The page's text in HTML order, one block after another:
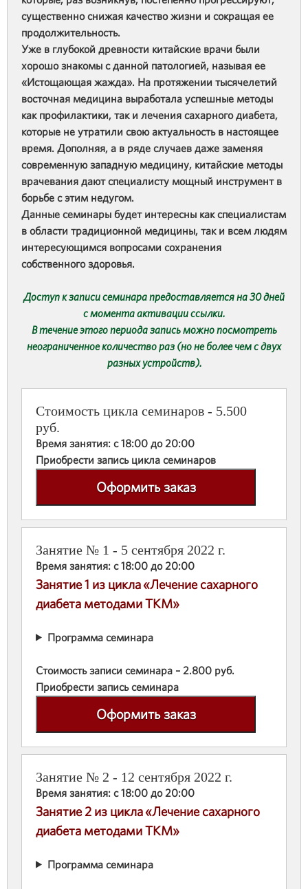
существенно снижая качество жизни и сокращая ее
продолжительность.
Уже в глубокой древности китайские врачи были
хорошо знакомы с данной патологией, называя ее
«Истощающая жажда». На протяжении тысячелетий
восточная медицина выработала успешные методы
как профилактики, так и лечения сахарного диабета,
которые не утратили свою актуальность в настоящее
время. Дополняя, а в ряде случаев даже заменяя
современную западную медицину, китайские методы
врачевания дают специалисту мощный инструмент в
борьбе с этим недугом.
Данные семинары будет интересны как специалистам
в области традиционной медицины, так и всем людям
интересующимся вопросами сохранения
собственного здоровья.
Доступ к записи семинара предоставляется на 30 дней
с момента активации ссылки.
В течение этого периода запись можно посмотреть
неограниченное количество раз (но не более чем с двух
разных устройств).
Стоимость цикла семинаров - 5.500
руб.
Время занятия: с 18:00 до 20:00
Приобрести запись цикла семинаров
Оформить заказ
Занятие № 1 - 5 сентября 2022 г.
Время занятия: с 18:00 до 20:00
Занятие 1 из цикла «Лечение сахарного
диабета методами ТКМ»
Программа семинара
Стоимость записи семинара – 2.800 руб.
Приобрести запись семинара
Оформить заказ
Занятие № 2 - 12 сентября 2022 г.
Время занятия: с 18:00 до 20:00
Занятие 2 из цикла «Лечение сахарного
диабета методами ТКМ»
Программа семинара